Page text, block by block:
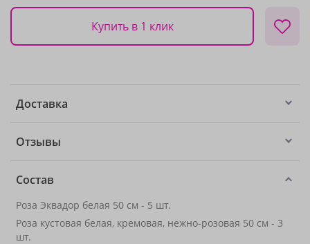
Купить в 1 клик
Доставка
Отзывы
Состав
Роза Эквадор белая 50 см - 5 шт.
Роза кустовая белая, кремовая, нежно-розовая 50 см - 3
шт.